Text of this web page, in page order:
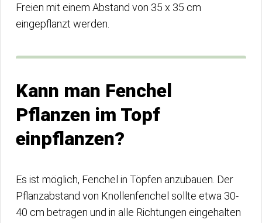
Freien mit einem Abstand von 35 x 35 cm
eingepflanzt werden.
Kann man Fenchel
Pflanzen im Topf
einpflanzen?
Es ist möglich, Fenchel in Töpfen anzubauen. Der
Pflanzabstand von Knollenfenchel sollte etwa 30-
40 cm betragen und in alle Richtungen eingehalten